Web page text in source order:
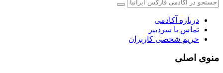
درباره آکادمی
تماس با سردبیر
حریم شخصی کاربران
منوی اصلی